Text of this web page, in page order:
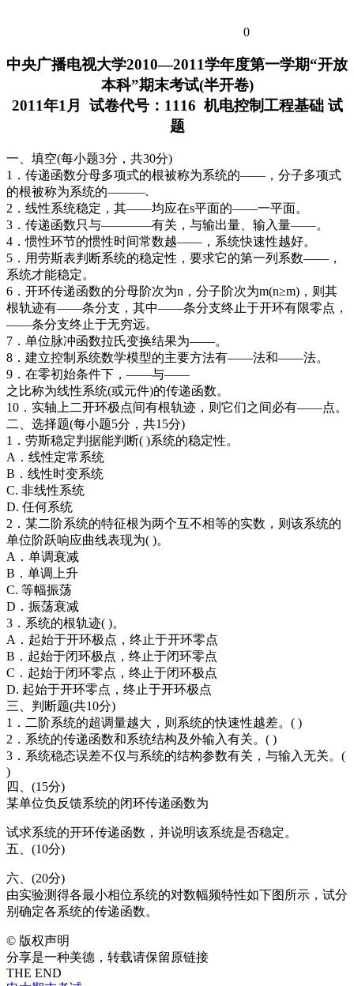
0
中央广播电视大学2010—2011学年度第一学期“开放
本科”期末考试(半开卷)
2011年1月 试卷代号：1116 机电控制工程基础 试
题
一、填空(每小题3分，共30分)
1．传递函数分母多项式的根被称为系统的——，分子多项式
的根被称为系统的———.
2．线性系统稳定，其——均应在s平面的——一平面。
3．传递函数只与————有关，与输出量、输入量——。
4．惯性环节的惯性时间常数越——，系统快速性越好。
5．用劳斯表判断系统的稳定性，要求它的第一列系数——，
系统才能稳定。
6．开环传递函数的分母阶次为n，分子阶次为m(n≥m)，则其
根轨迹有——条分支，其中——条分支终止于开环有限零点，
——条分支终止于无穷远。
7．单位脉冲函数拉氏变换结果为——。
8．建立控制系统数学模型的主要方法有——法和——法。
9．在零初始条件下，——与——
之比称为线性系统(或元件)的传递函数。
10．实轴上二开环极点间有根轨迹，则它们之间必有——点。
二、选择题(每小题5分，共15分)
1．劳斯稳定判据能判断( )系统的稳定性。
A．线性定常系统
B．线性时变系统
C. 非线性系统
D. 任何系统
2．某二阶系统的特征根为两个互不相等的实数，则该系统的
单位阶跃响应曲线表现为( )。
A．单调衰减
B．单调上升
C. 等幅振荡
D．振荡衰减
3．系统的根轨迹( )。
A．起始于开环极点，终止于开环零点
B．起始于闭环极点，终止于闭环零点
C．起始于闭环零点，终止于闭环极点
D. 起始于开环零点，终止于开环极点
三、判断题(共10分)
1．二阶系统的超调量越大，则系统的快速性越差。( )
2．系统的传递函数和系统结构及外输入有关。( )
3．系统稳态误差不仅与系统的结构参数有关，与输入无关。(
)
四、(15分)
某单位负反馈系统的闭环传递函数为
试求系统的开环传递函数，并说明该系统是否稳定。
五、(10分)
六、(20分)
由实验测得各最小相位系统的对数幅频特性如下图所示，试分
别确定各系统的传递函数。
© 版权声明
分享是一种美德，转载请保留原链接
THE END